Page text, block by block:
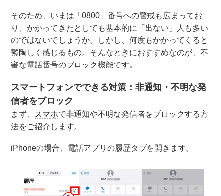
そのため、いまは「0800」番号への警戒も広まってお
り、かかってきたとしても基本的に「出ない」人も多い
のではないでしょうか。しかし、何度もかかってくると
鬱陶しく感じるもの。そんなときにおすすめなのが、不
審な電話番号のブロック機能です。
スマートフォンでできる対策：非通知・不明な発
信者をブロック
まず、 スマホで非通知や不明な発信者をブロックする方
法をご紹介します。
iPhoneの場合、電話アプリの履歴タブを開きます。